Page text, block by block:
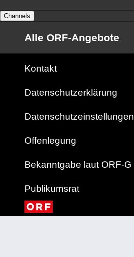
Channels
Alle ORF-Angebote
Kontakt
Datenschutzerklärung
Datenschutzeinstellungen
Offenlegung
Bekanntgabe laut ORF-G
Publikumsrat